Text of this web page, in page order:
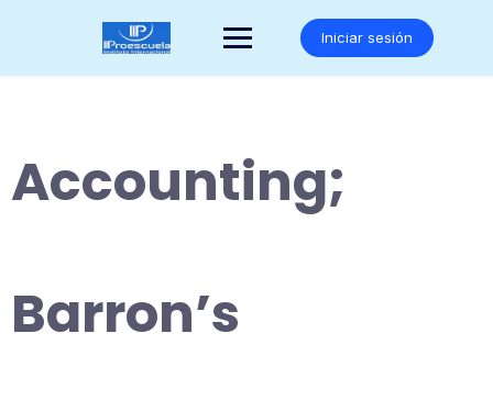
Iniciar sesión
Accounting;
Barron’s